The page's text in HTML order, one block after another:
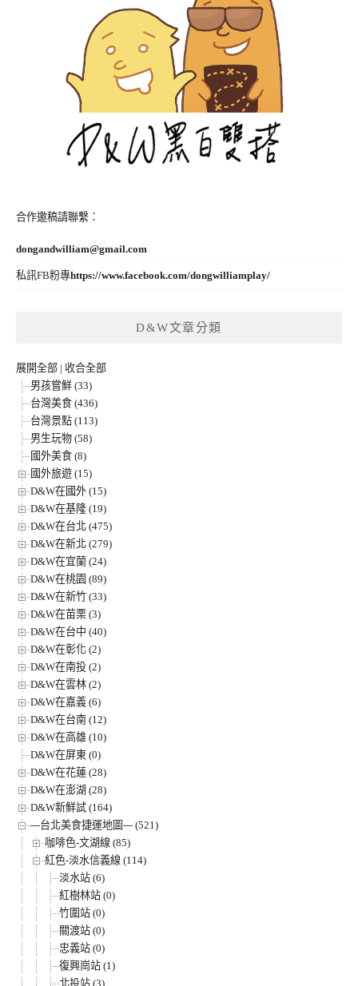
合作邀稿請聯繫：
dongandwilliam@gmail.com
私訊FB粉專https://www.facebook.com/dongwilliamplay/
D&W文章分類
展開全部 | 收合全部
男孩嘗鮮 (33)
台灣美食 (436)
台灣景點 (113)
男生玩物 (58)
國外美食 (8)
國外旅遊 (15)
D&W在國外 (15)
D&W在基隆 (19)
D&W在台北 (475)
D&W在新北 (279)
D&W在宜蘭 (24)
D&W在桃園 (89)
D&W在新竹 (33)
D&W在苗栗 (3)
D&W在台中 (40)
D&W在彰化 (2)
D&W在南投 (2)
D&W在雲林 (2)
D&W在嘉義 (6)
D&W在台南 (12)
D&W在高雄 (10)
D&W在屏東 (0)
D&W在花蓮 (28)
D&W在澎湖 (28)
D&W新鮮試 (164)
---台北美食捷運地圖--- (521)
咖啡色-文湖線 (85)
紅色-淡水信義線 (114)
淡水站 (6)
紅樹林站 (0)
竹圍站 (0)
關渡站 (0)
忠義站 (0)
復興崗站 (1)
北投站 (3)